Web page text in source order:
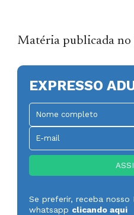
Matéria publicada
EXPRESSO
Se preferir, receba
whatsapp clicando aqui